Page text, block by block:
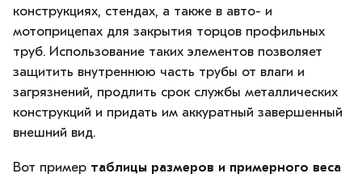
конструкциях, стендах, а также в авто- и
мотоприцепах для закрытия торцов профильных
труб. Использование таких элементов позволяет
защитить внутреннюю часть трубы от влаги и
загрязнений, продлить срок службы металлических
конструкций и придать им аккуратный завершенный
внешний вид.
Вот пример таблицы размеров и примерного веса